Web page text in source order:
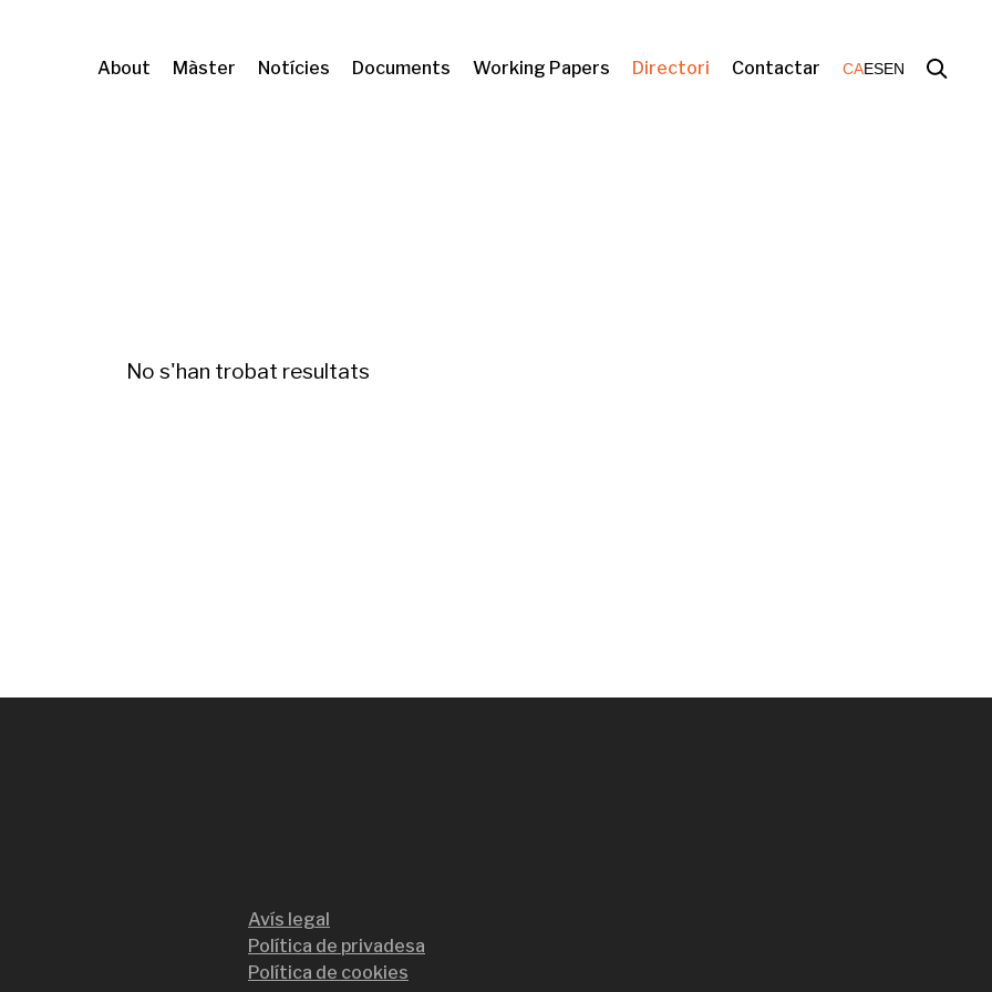
About Màster Notícies Documents Working Papers Directori Contactar CAESEN
No s'han trobat resultats
Avís legal
Política de privadesa
Política de cookies